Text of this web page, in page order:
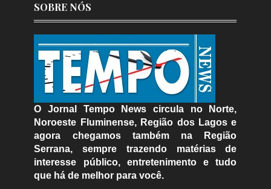
SOBRE NÓS
O Jornal Tempo News circula no Norte,
Noroeste Fluminense, Região dos Lagos e
agora chegamos também na Região
Serrana, sempre trazendo matérias de
interesse público, entretenimento e tudo
que há de melhor para você.